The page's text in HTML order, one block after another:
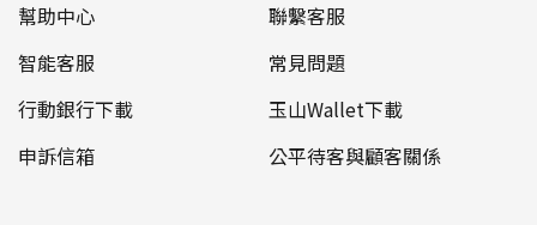
幫助中心
聯繫客服
智能客服
常見問題
行動銀行下載
玉山Wallet下載
申訴信箱
公平待客與顧客關係